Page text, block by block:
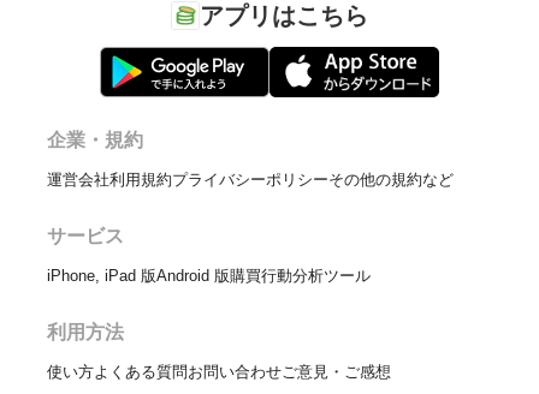
アプリはこちら
企業・規約
運営会社利用規約プライバシーポリシーその他の規約など
サービス
iPhone, iPad 版Android 版購買行動分析ツール
利用方法
使い方よくある質問お問い合わせ ご意見・ご感想